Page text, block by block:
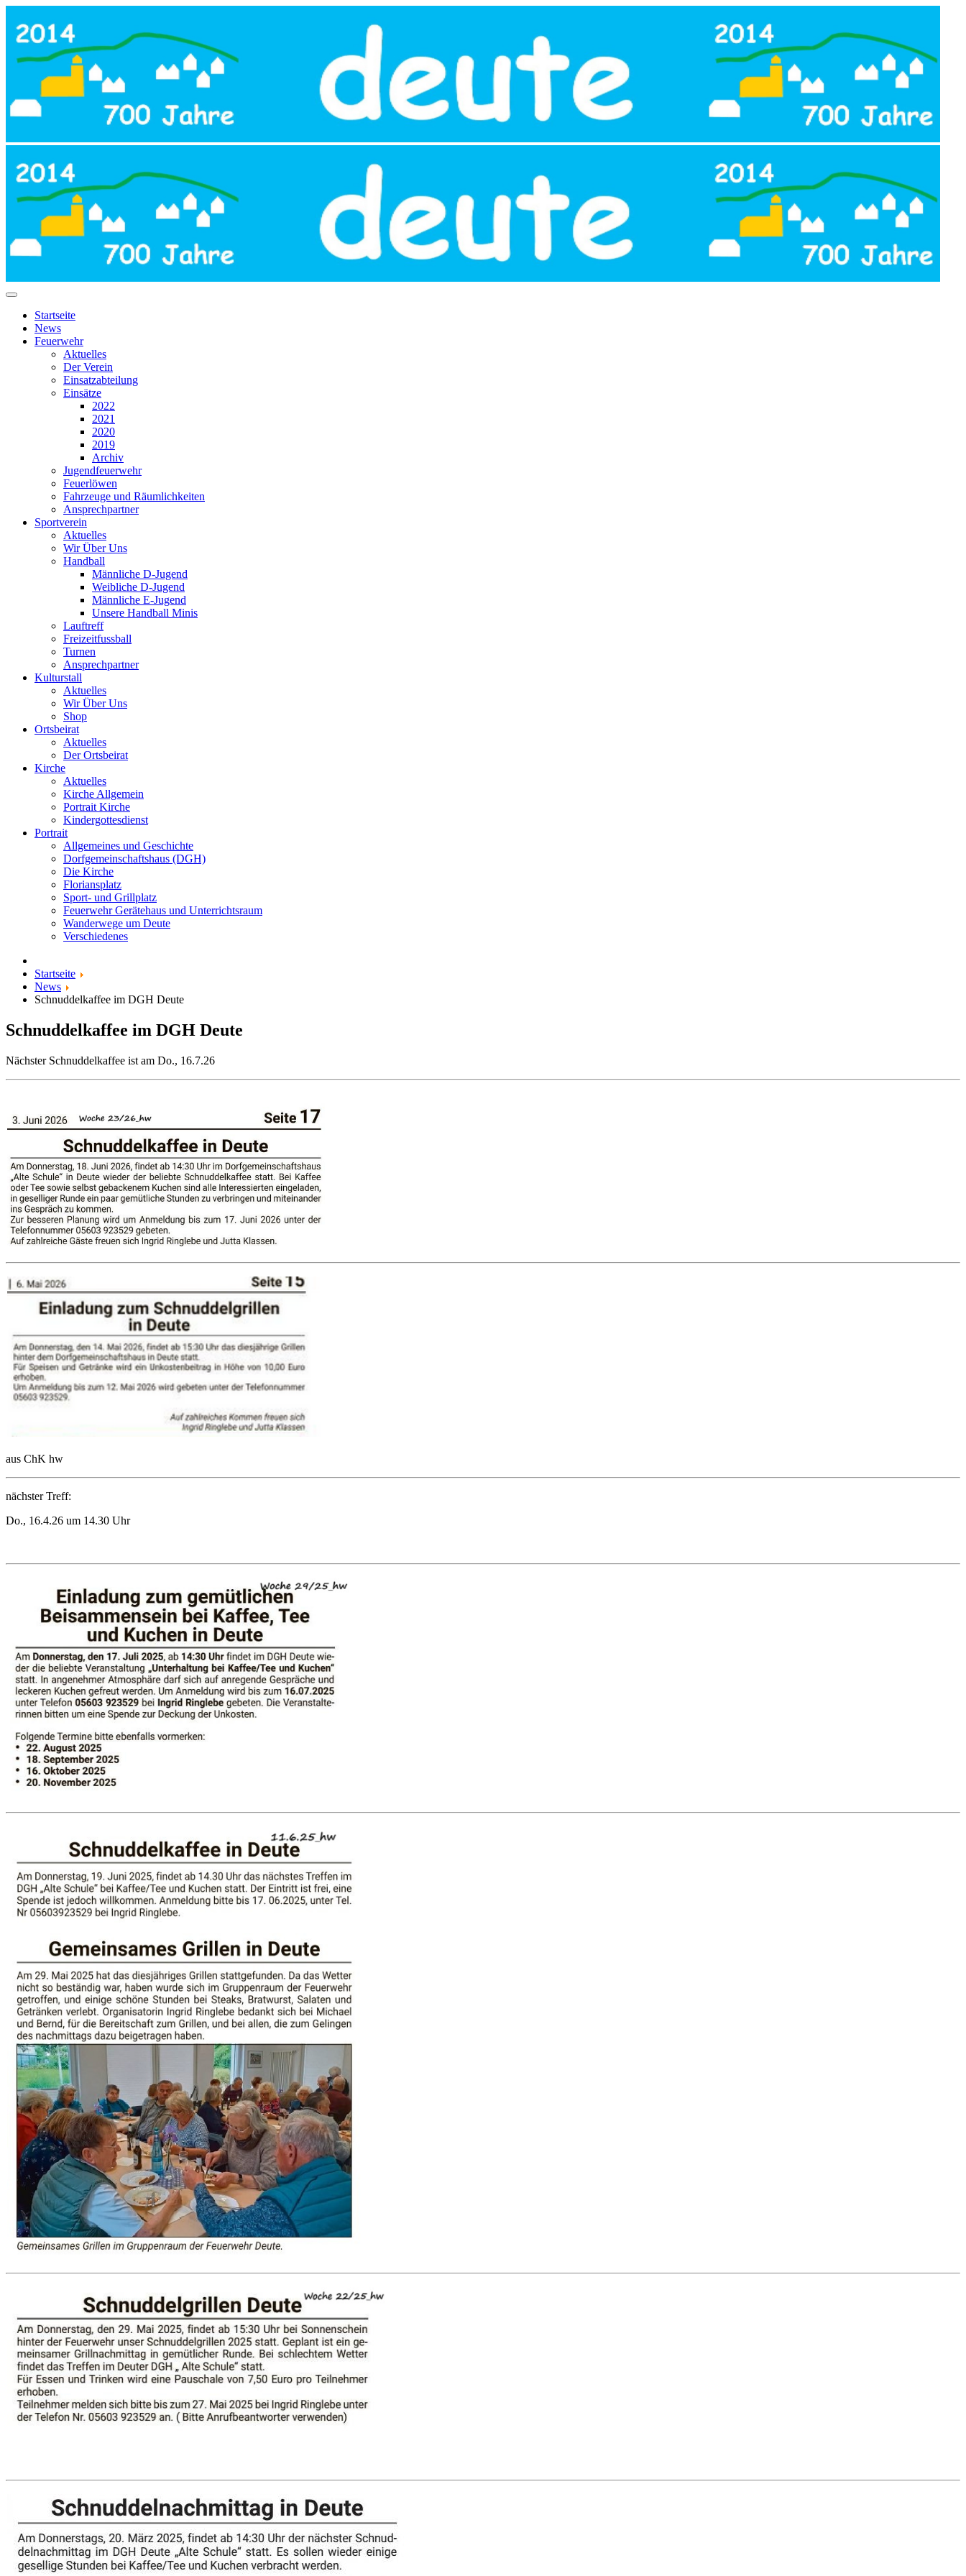
Startseite
News
Feuerwehr
Aktuelles
Der Verein
Einsatzabteilung
Einsätze
2022
2021
2020
2019
Archiv
Jugendfeuerwehr
Feuerlöwen
Fahrzeuge und Räumlichkeiten
Ansprechpartner
Sportverein
Aktuelles
Wir Über Uns
Handball
Männliche D-Jugend
Weibliche D-Jugend
Männliche E-Jugend
Unsere Handball Minis
Lauftreff
Freizeitfussball
Turnen
Ansprechpartner
Kulturstall
Aktuelles
Wir Über Uns
Shop
Ortsbeirat
Aktuelles
Der Ortsbeirat
Kirche
Aktuelles
Kirche Allgemein
Portrait Kirche
Kindergottesdienst
Portrait
Allgemeines und Geschichte
Dorfgemeinschaftshaus (DGH)
Die Kirche
Floriansplatz
Sport- und Grillplatz
Feuerwehr Gerätehaus und Unterrichtsraum
Wanderwege um Deute
Verschiedenes
Startseite
News
Schnuddelkaffee im DGH Deute
Schnuddelkaffee im DGH Deute
Nächster Schnuddelkaffee ist am Do., 16.7.26
aus ChK hw
nächster Treff:
Do., 16.4.26 um 14.30 Uhr